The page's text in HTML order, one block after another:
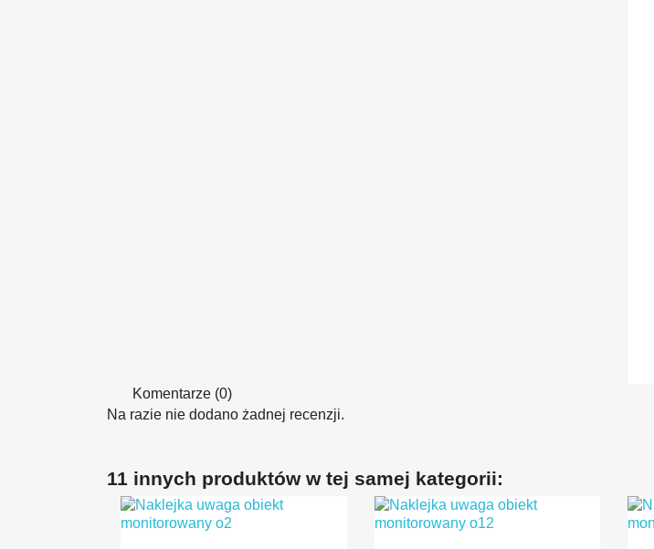
Komentarze (0)
Na razie nie dodano żadnej recenzji.
11 innych produktów w tej samej kategorii: